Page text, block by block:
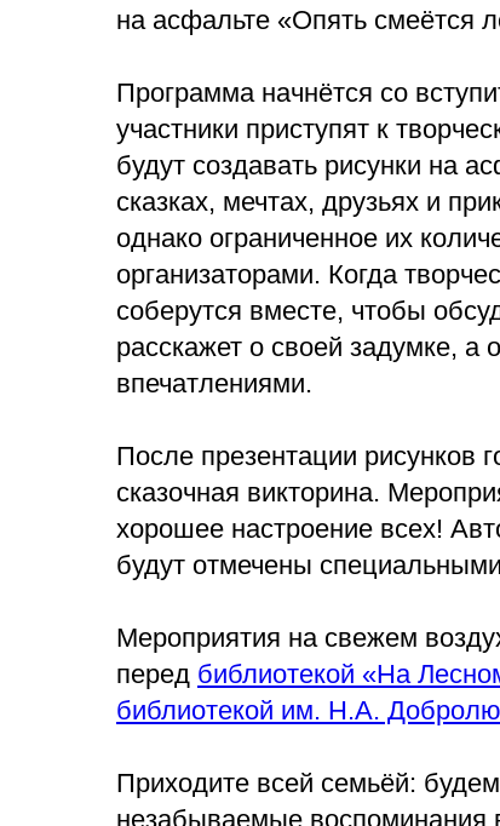
на асфальте «Опять смеётся
Программа начнётся со
участники приступят к
будут создавать рисунки на
сказках, мечтах, друзьях и
однако ограниченное их
организаторами. Когда
соберутся вместе, чтобы
расскажет о своей задумке, а
впечатлениями.
После презентации рисунков
сказочная викторина.
хорошее настроение всех!
будут отмечены
Мероприятия на свежем
перед библиотекой «На
библиотекой им. Н.А.
Приходите всей семьёй:
незабываемые воспоминания